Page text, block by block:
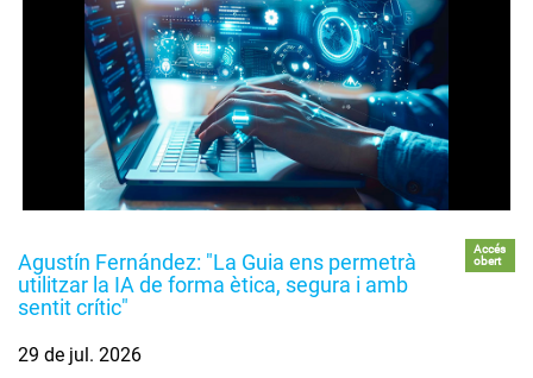
Agustín Fernández: "La Guia ens permetrà
utilitzar la IA de forma ètica, segura i amb
sentit crític"
Accés
obert
29 de jul. 2026